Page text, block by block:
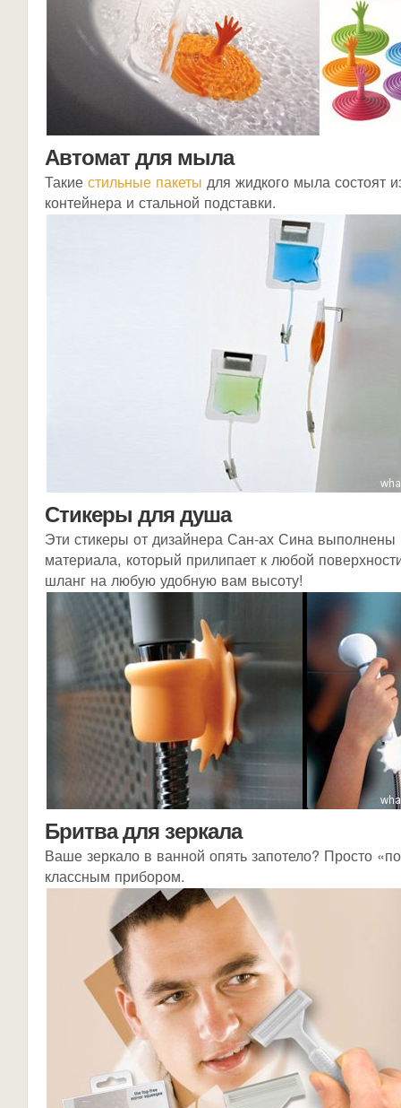
Автомат для мыла
Такие стильные пакеты для жидкого мыла состоят
контейнера и стальной подставки.
Стикеры для душа
Эти стикеры от дизайнера Сан-ах Сина выполнены
материала, который прилипает к любой
шланг на любую удобную вам высоту!
Бритва для зеркала
Ваше зеркало в ванной опять запотело? Просто
классным прибором.